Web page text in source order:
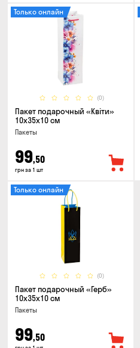
(0)
Только онлайн
Пакет подарочный «Квіти»
10x35x10 см
Пакеты
99,50
грн за 1 шт
(0)
Только онлайн
Пакет подарочный «Герб»
10x35x10 см
Пакеты
99,50